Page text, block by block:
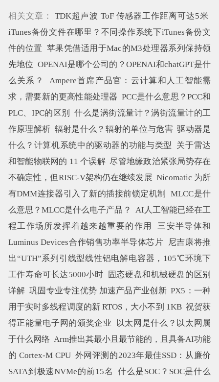
相关文章： TDK超声波 ToF 传感器工作距离可达5米
iTunes备份文件在哪里？不同操作系统下iTunes备份文
件的位置 苹果凭借适用于Mac的M3处理器系列保持领
先地位 OPENAI是哪个公司的？OPENAI和chatGPT是什
么关系？
Ampere首席产品官：云计算和人工智能需
求，需要新的更高性能处理器 PCC是什么意思？PCC和
PLC、IPC的区别
什么是涡街流量计？涡街流量计的工
作原理解析 辐射是什么？辐射的单位与危害 驱动器是
什么？计算机系统中的驱动器的功能与类型
关于雷达
和智能物联网的 11 个误解 尽管地缘政治紧张局势存在
不确定性，但RISC-V架构仍在继续发展 Nicomatic 为所
有DMM连接器引入了新的插接前锁定机制
MLCC是什
么意思？MLCC是什么电子产品？
AI人工智能已经在工
程工作场所发挥着越来越重要的作用
三安半导体和
Luminus Devices合作销售功率半导体芯片
尼吉康将推
出“UTH”系列引线型线性铝电解电容器，105℃环境下
工作寿命可长达5000小时
固态硬盘和机械硬盘的区别
详解 巩固专业专注优势 加速产品产业创新 PX5：一种
用于实时多线程调度的新 RTOS，大小不到 1KB 祝贺获
得正能量电子网的颁奖企业
以太网是什么？以太网属
于什么网络 Arm推出其最小且最节能的，且具备AI功能
的 Cortex-M CPU 外网评测的2023年最佳SSD：从廉价
SATA到极速NVMe的前15名
什么是SOC？SOC是什么